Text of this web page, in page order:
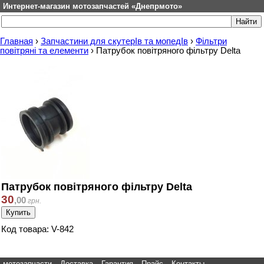
Интернет-магазин мотозапчастей «Днепрмото»
Главная › Запчастини для скутерІв та мопедІв › Фільтри
повітряні та елементи › Патрубок повітряного фільтру Delta
Патрубок повітряного фільтру Delta
30,00 грн.
Код товара: V-842